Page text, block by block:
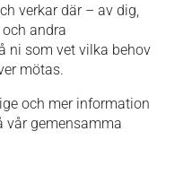
verkar där – av dig,
andra
ni som vet vilka behov
mötas.
och mer information
vår gemensamma